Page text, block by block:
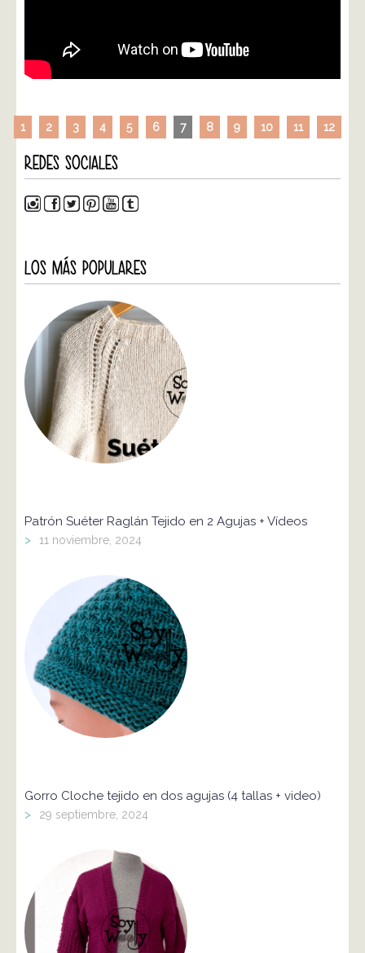
1 2 3 4 5 6 7 8 9 10 11 12
REDES SOCIALES
LOS MÁS POPULARES
Patrón Suéter Raglán Tejido en 2 Agujas + Vídeos
> 11 noviembre, 2024
Gorro Cloche tejido en dos agujas (4 tallas + video)
> 29 septiembre, 2024